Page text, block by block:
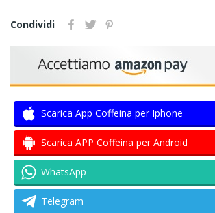
Condividi
Scarica App Coffeina per Iphone
Scarica APP Coffeina per Android
WhatsApp
Telegram